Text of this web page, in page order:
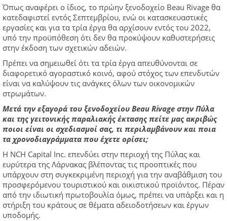
Όπως αναφέρει ο ίδιος, το πρώην ξενοδοχείο Beau Rivage θα
κατεδαφιστεί εντός Σεπτεμβρίου, ενώ οι κατασκευαστικές
εργασίες και για τα τρία έργα θα αρχίσουν εντός του 2022,
υπό την προϋπόθεση ότι δεν θα προκύψουν καθυστερήσεις
στην έκδοση των σχετικών αδειών.
Πρέπει να σημειωθεί ότι τα τρία έργα απευθύνονται σε
διαφορετικό αγοραστικό κοινό, αφού στόχος των επενδυτών
είναι να καλύψουν τις ανάγκες όλων των οικονομικών
στρωμάτων.
Μετά την εξαγορά του ξενοδοχείου Beau Rivage στην Πύλα
και της γειτονικής παραλιακής έκτασης πείτε μας ακριβώς
ποιοι είναι οι σχεδιασμοί σας, τι περιλαμβάνουν και ποια
τα χρονοδιαγράμματα που έχετε ορίσει;
Η NCH Capital Inc. επενδύει στην περιοχή της Πύλας και
ευρύτερα της Λάρνακας βλέποντας τις προοπτικές που
υπάρχουν στη συγκεκριμένη περιοχή για την αναβάθμιση του
προσφερόμενου τουριστικού και οικιστικού προϊόντος. Πέραν
από την ιδιωτική πρωτοβουλία όμως, πρέπει να υπάρξει και η
στήριξη του κράτους σε θέματα αδειοδοτήσεων και έργων
υποδομής.